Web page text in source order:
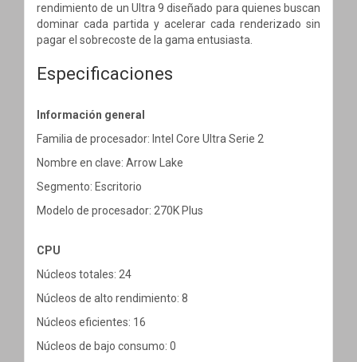
rendimiento de un Ultra 9 diseñado para quienes buscan
dominar cada partida y acelerar cada renderizado sin
pagar el sobrecoste de la gama entusiasta.
Especificaciones
Información general
Familia de procesador: Intel Core Ultra Serie 2
Nombre en clave: Arrow Lake
Segmento: Escritorio
Modelo de procesador: 270K Plus
CPU
Núcleos totales: 24
Núcleos de alto rendimiento: 8
Núcleos eficientes: 16
Núcleos de bajo consumo: 0